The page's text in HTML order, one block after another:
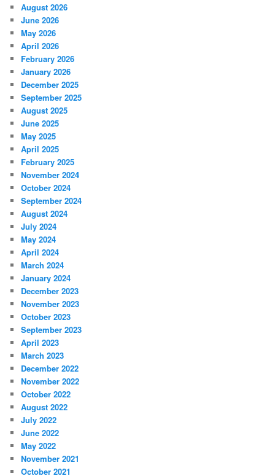
August 2026
June 2026
May 2026
April 2026
February 2026
January 2026
December 2025
September 2025
August 2025
June 2025
May 2025
April 2025
February 2025
November 2024
October 2024
September 2024
August 2024
July 2024
May 2024
April 2024
March 2024
January 2024
December 2023
November 2023
October 2023
September 2023
April 2023
March 2023
December 2022
November 2022
October 2022
August 2022
July 2022
June 2022
May 2022
November 2021
October 2021